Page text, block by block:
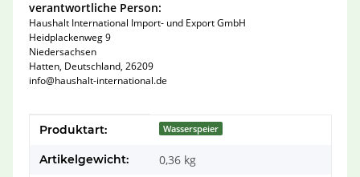
verantwortliche Person:
Haushalt International Import- und Export GmbH
Heidplackenweg 9
Niedersachsen
Hatten, Deutschland, 26209
info@haushalt-international.de
Produkteigenschaft
Wert
Produktart: Wasserspeier
Artikelgewicht: 0,36 kg